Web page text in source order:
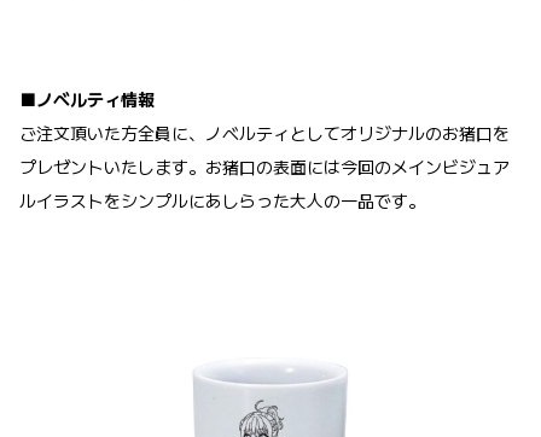
■ノベルティ情報
ご注文頂いた方全員に、ノベルティとしてオリジナルのお猪口を
プレゼントいたします。お猪口の表面には今回のメインビジュア
ルイラストをシンプルにあしらった大人の一品です。